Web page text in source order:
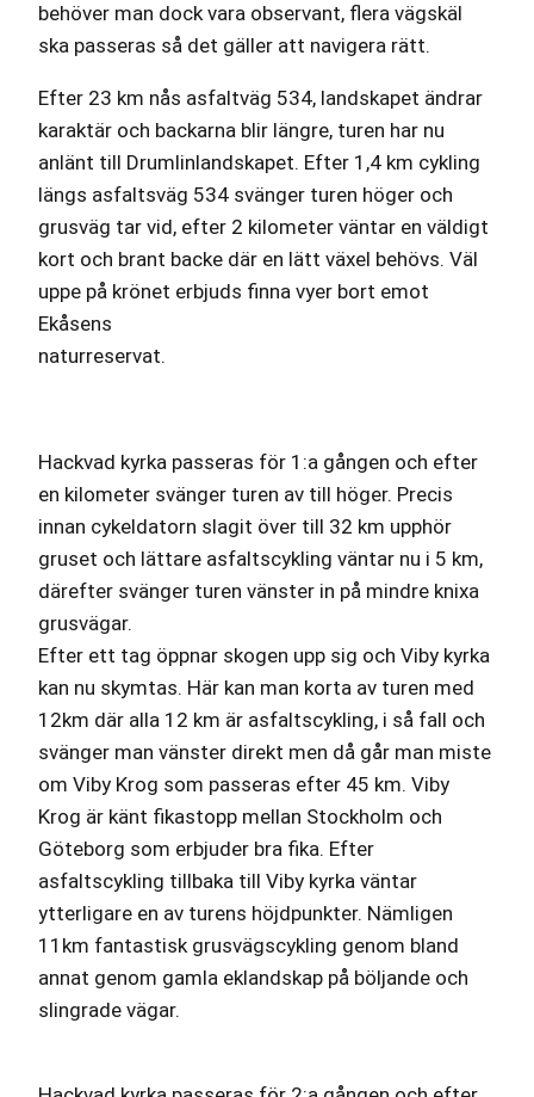
behöver man dock vara observant, flera vägskäl
ska passeras så det gäller att navigera rätt.
Efter 23 km nås asfaltväg 534, landskapet ändrar
karaktär och backarna blir längre, turen har nu
anlänt till Drumlinlandskapet. Efter 1,4 km cykling
längs asfaltsväg 534 svänger turen höger och
grusväg tar vid, efter 2 kilometer väntar en väldigt
kort och brant backe där en lätt växel behövs. Väl
uppe på krönet erbjuds finna vyer bort emot
Ekåsens
naturreservat.
Hackvad kyrka passeras för 1:a gången och efter
en kilometer svänger turen av till höger. Precis
innan cykeldatorn slagit över till 32 km upphör
gruset och lättare asfaltscykling väntar nu i 5 km,
därefter svänger turen vänster in på mindre knixa
grusvägar.
Efter ett tag öppnar skogen upp sig och Viby kyrka
kan nu skymtas. Här kan man korta av turen med
12km där alla 12 km är asfaltscykling, i så fall och
svänger man vänster direkt men då går man miste
om Viby Krog som passeras efter 45 km. Viby
Krog är känt fikastopp mellan Stockholm och
Göteborg som erbjuder bra fika. Efter
asfaltscykling tillbaka till Viby kyrka väntar
ytterligare en av turens höjdpunkter. Nämligen
11km fantastisk grusvägscykling genom bland
annat genom gamla eklandskap på böljande och
slingrade vägar.